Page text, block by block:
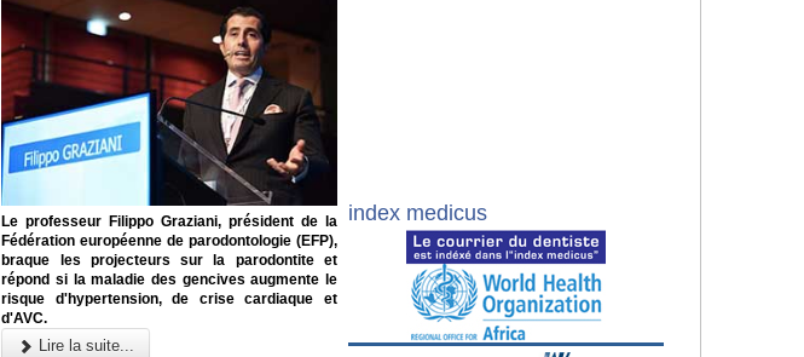
Le professeur Filippo Graziani, président de la
Fédération européenne de parodontologie (EFP),
braque les projecteurs sur la parodontite et
répond si la maladie des gencives augmente le
risque d'hypertension, de crise cardiaque et
d'AVC.
Lire la suite...
index medicus